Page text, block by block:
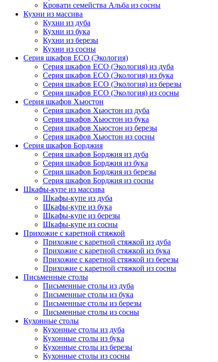
Кровати семейства Альба из сосны
Кухни из массива
Кухни из дуба
Кухни из бука
Кухни из березы
Кухни из сосны
Серия шкафов ECO (Экология)
Серия шкафов ECO (Экология) из дуба
Серия шкафов ECO (Экология) из бука
Серия шкафов ECO (Экология) из березы
Серия шкафов ECO (Экология) из сосны
Серия шкафов Хьюстон
Серия шкафов Хьюстон из дуба
Серия шкафов Хьюстон из бука
Серия шкафов Хьюстон из березы
Серия шкафов Хьюстон из сосны
Серия шкафов Борджия
Серия шкафов Борджия из дуба
Серия шкафов Борджия из бука
Серия шкафов Борджия из березы
Серия шкафов Борджия из сосны
Шкафы-купе из массива
Шкафы-купе из дуба
Шкафы-купе из бука
Шкафы-купе из березы
Шкафы-купе из сосны
Прихожие с каретной стяжкой
Прихожие с каретной стяжкой из дуба
Прихожие с каретной стяжкой из бука
Прихожие с каретной стяжкой из березы
Прихожие с каретной стяжкой из сосны
Письменные столы
Письменные столы из дуба
Письменные столы из бука
Письменные столы из березы
Письменные столы из сосны
Кухонные столы
Кухонные столы из дуба
Кухонные столы из бука
Кухонные столы из березы
Кухонные столы из сосны